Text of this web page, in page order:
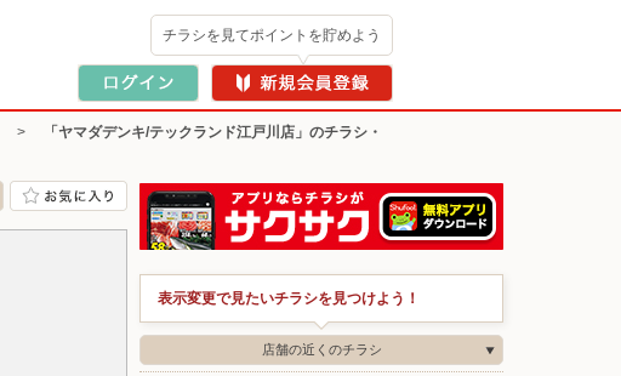
チラシを見てポイントを貯めよう
>
「ヤマダデンキ/テックランド江戸川店」のチラシ・
表示変更で見たいチラシを見つけよう！
店舗の近くのチラシ